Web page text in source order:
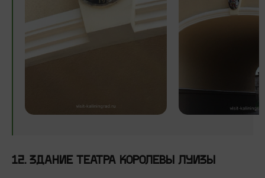
12. ЗДАНИЕ ТЕАТРА КОРОЛЕВЫ ЛУИЗЫ